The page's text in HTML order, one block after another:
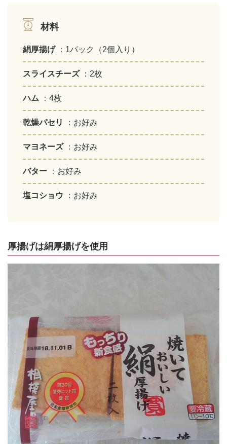
材料
絹厚揚げ ：1パック（2個入り）
スライスチーズ ：2枚
ハム ：4枚
乾燥パセリ ：お好み
マヨネーズ ：お好み
バター ：お好み
塩コショウ ：お好み
厚揚げは絹厚揚げを使用